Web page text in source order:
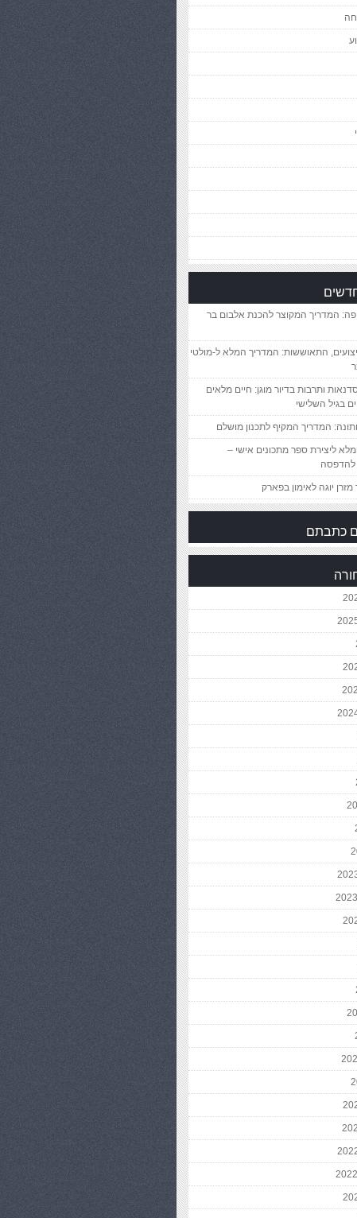
המדריך המקוצר להכנת אלבום בר
התאוששות: המדריך המלא ל-מולטי
ותרבות בדיור מוגן: חיים מלאים
בגיל השלישי
המדריך המקיף לתכנון מושלם
ליצירת ספר מתכונים אישי –
מזרן יוגה לאימון בפארק
כתבתם